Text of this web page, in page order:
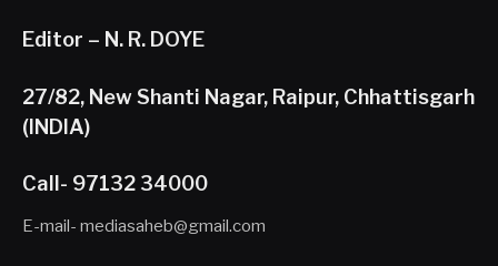
Editor – N. R. DOYE
27/82, New Shanti Nagar, Raipur, Chhattisgarh
(INDIA)
Call- 97132 34000
E-mail- mediasaheb@gmail.com